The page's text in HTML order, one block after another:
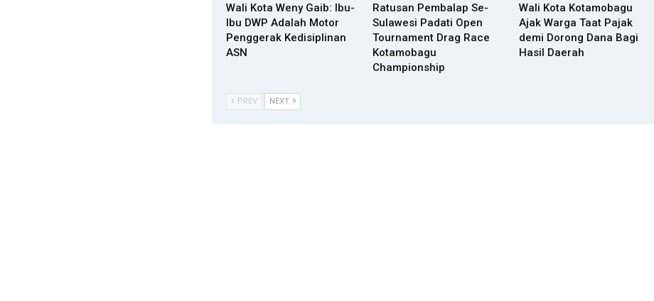
Wali Kota Weny Gaib: Ibu-
Ibu DWP Adalah Motor
Penggerak Kedisiplinan
ASN
Ratusan Pembalap Se-
Sulawesi Padati Open
Tournament Drag Race
Kotamobagu
Championship
Wali Kota Kotamobagu
Ajak Warga Taat Pajak
demi Dorong Dana Bagi
Hasil Daerah
PREV NEXT